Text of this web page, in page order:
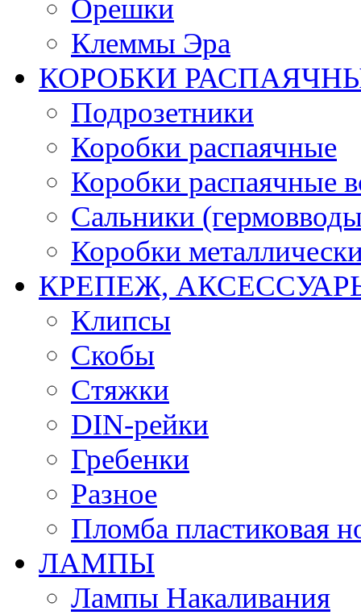
Орешки
Клеммы Эра
КОРОБКИ
Подрозетники
Коробки распаячные
Коробки распаячные
Сальники
Коробки
КРЕПЕЖ,
Клипсы
Скобы
Стяжки
DIN-рейки
Гребенки
Разное
Пломба пластиковая
ЛАМПЫ
Лампы Накаливания